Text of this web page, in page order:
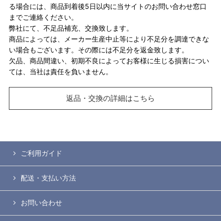
る場合には、商品到着後5日以内に当サイトのお問い合わせ窓口
までご連絡ください。
弊社にて、不足品補充、交換致します。
商品によっては、メーカー生産中止等により不足分を調達できな
い場合もございます。その際には不足分を返金致します。
欠品、商品間違い、初期不良によってお客様に生じる損害につい
ては、当社は責任を負いません。
返品・交換の詳細はこちら
ご利用ガイド
配送・支払い方法
お問い合わせ